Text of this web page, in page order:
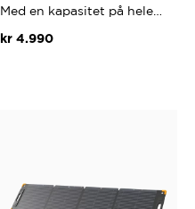
Med en kapasitet på hele…
kr 4.990